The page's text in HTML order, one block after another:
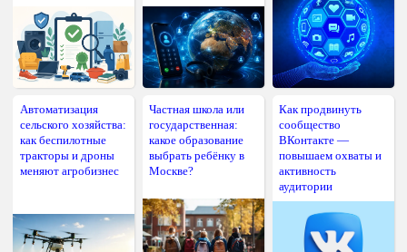
Автоматизация
сельского хозяйства:
как беспилотные
тракторы и дроны
меняют агробизнес
Частная школа или
государственная:
какое образование
выбрать ребёнку в
Москве?
Как продвинуть
сообщество
ВКонтакте —
повышаем охваты и
активность
аудитории